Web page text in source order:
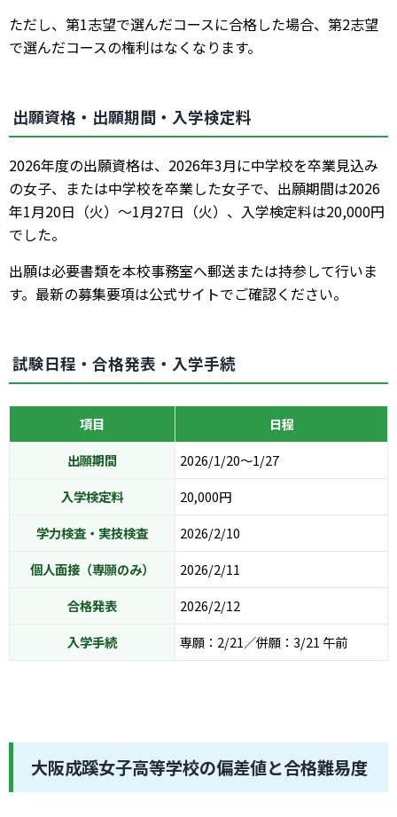
ただし、第1志望で選んだコースに合格した場合、第2志望
で選んだコースの権利はなくなります。
出願資格・出願期間・入学検定料
2026年度の出願資格は、2026年3月に中学校を卒業見込み
の女子、または中学校を卒業した女子で、出願期間は2026
年1月20日（火）〜1月27日（火）、入学検定料は20,000円
でした。
出願は必要書類を本校事務室へ郵送または持参して行いま
す。最新の募集要項は公式サイトでご確認ください。
試験日程・合格発表・入学手続
項目
日程
出願期間
2026/1/20〜1/27
入学検定料
20,000円
学力検査・実技検査
2026/2/10
個人面接（専願のみ）
2026/2/11
合格発表
2026/2/12
入学手続
専願：2/21／併願：3/21 午前
大阪成蹊女子高等学校の偏差値と合格難易度